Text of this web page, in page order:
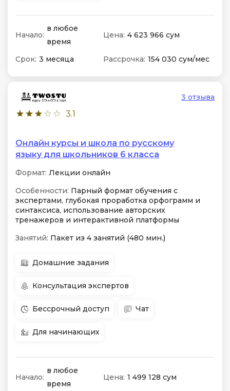
Начало:
в любое
время
Цена: 4 623 966 сум
Срок: 3 месяца Рассрочка: 154 030 сум/мес
3.1
3 отзыва
Онлайн курсы и школа по русскому
языку для школьников 6 класса
Формат: Лекции онлайн
Особенности: Парный формат обучения с
экспертами, глубокая проработка орфограмм и
синтаксиса, использование авторских
тренажеров и интерактивной платформы
Занятий: Пакет из 4 занятий (480 мин.)
Домашние задания
Консультация экспертов
Бессрочный доступ Чат
Для начинающих
Начало:
в любое
время
Цена: 1 499 128 сум